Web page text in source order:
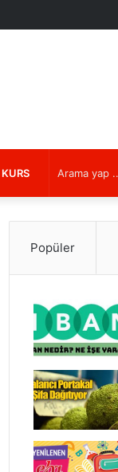
Popüler